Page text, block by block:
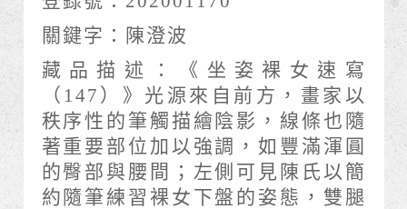
關鍵字： 陳澄波
藏品描述：
《坐姿裸女速寫
（147）》光源來自前方，畫家以
秩序性的筆觸描繪陰影，線條也隨
著重要部位加以強調，如豐滿渾圓
的臀部與腰間；左側可見陳氏以簡
約隨筆練習裸女下盤的姿態，雙腿